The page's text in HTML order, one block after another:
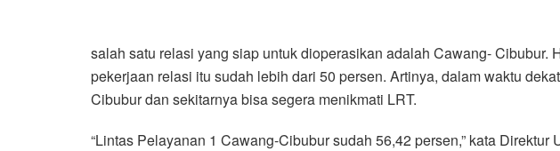
salah satu relasi yang siap untuk dioperasikan adalah Cawang- Cibubur.
pekerjaan relasi itu sudah lebih dari 50 persen. Artinya, dalam waktu
Cibubur dan sekitarnya bisa segera menikmati LRT.
“Lintas Pelayanan 1 Cawang-Cibubur sudah 56,42 persen,” kata Direktur